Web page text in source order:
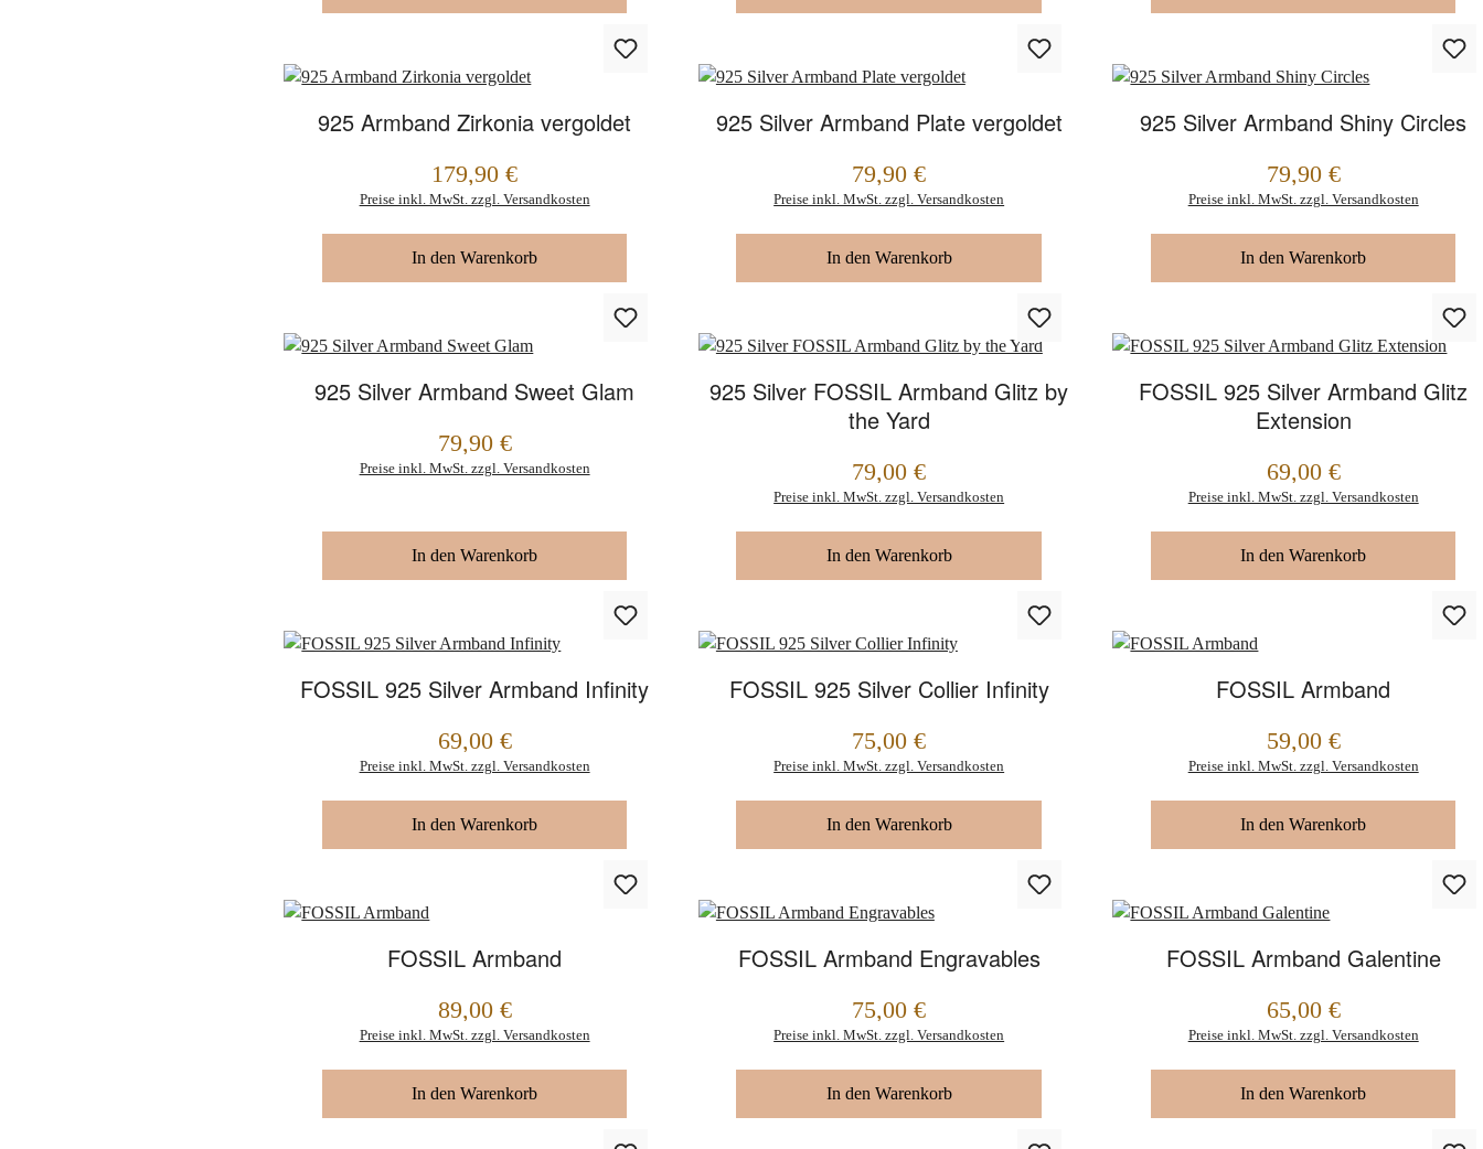
925 Armband Zirkonia vergoldet
179,90 €
Preise inkl. MwSt. zzgl. Versandkosten
In den Warenkorb
925 Silver Armband Plate vergoldet
79,90 €
Preise inkl. MwSt. zzgl. Versandkosten
In den Warenkorb
925 Silver Armband Shiny Circles
79,90 €
Preise inkl. MwSt. zzgl. Versandkosten
In den Warenkorb
925 Silver Armband Sweet Glam
79,90 €
Preise inkl. MwSt. zzgl. Versandkosten
In den Warenkorb
925 Silver FOSSIL Armband Glitz by
the Yard
79,00 €
Preise inkl. MwSt. zzgl. Versandkosten
In den Warenkorb
FOSSIL 925 Silver Armband Glitz
Extension
69,00 €
Preise inkl. MwSt. zzgl. Versandkosten
In den Warenkorb
FOSSIL 925 Silver Armband Infinity
69,00 €
Preise inkl. MwSt. zzgl. Versandkosten
In den Warenkorb
FOSSIL 925 Silver Collier Infinity
75,00 €
Preise inkl. MwSt. zzgl. Versandkosten
In den Warenkorb
FOSSIL Armband
59,00 €
Preise inkl. MwSt. zzgl. Versandkosten
In den Warenkorb
FOSSIL Armband
89,00 €
Preise inkl. MwSt. zzgl. Versandkosten
In den Warenkorb
FOSSIL Armband Engravables
75,00 €
Preise inkl. MwSt. zzgl. Versandkosten
In den Warenkorb
FOSSIL Armband Galentine
65,00 €
Preise inkl. MwSt. zzgl. Versandkosten
In den Warenkorb